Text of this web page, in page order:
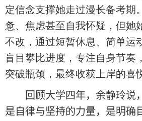
定信念支撑她走过漫长备考期
惫、焦虑甚至自我怀疑，但她
不改，通过短暂休息、简单运
盲目攀比进度，专注自身节奏
突破瓶颈，最终收获上岸的喜
回顾大学四年，余静玲说
是自律与坚持的力量，是明确